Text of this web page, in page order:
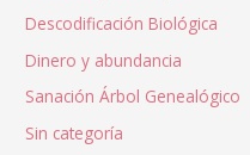
Descodificación Biológica
Dinero y abundancia
Sanación Árbol Genealógico
Sin categoría